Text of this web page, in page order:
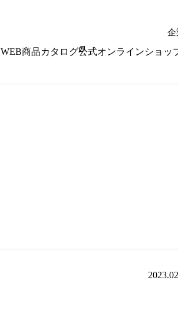
企
WEB商品カタログ公式オンラインショッ